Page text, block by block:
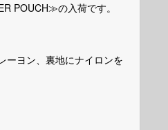
POUCH≫の入荷です。
ーヨン、裏地にナイロンを